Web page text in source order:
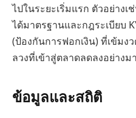
ไปในระยะเริ่มแรก ตัวอย่าง
ได้มาตรฐานและกฎระเบียบ
(ป้องกันการฟอกเงิน) ที่เข้ม
ลวงที่เข้าสู่ตลาดลดลงอย่างม
ข้อมูลและสถิติ